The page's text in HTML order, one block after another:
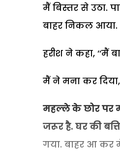
मैं बिस्तर से उठा.
बाहर निकल आया.
हरीश ने कहा, ‘‘मैं
मैं ने मना कर दिया,
महल्ले के छोर पर
जरूर है. घर की
गया. बाहर आ कर